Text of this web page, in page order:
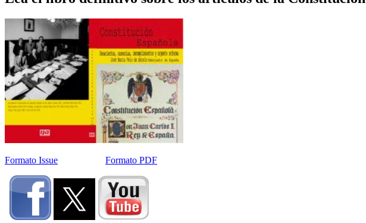
Formato Issue Formato PDF